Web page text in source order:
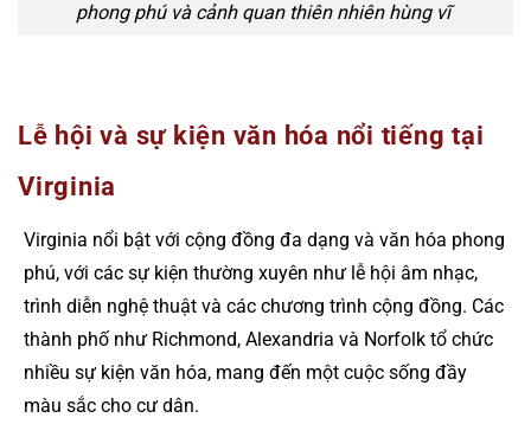
phong phú và cảnh quan thiên nhiên hùng vĩ
Lễ hội và sự kiện văn hóa nổi tiếng tại
Virginia
Virginia nổi bật với cộng đồng đa dạng và văn hóa phong
phú, với các sự kiện thường xuyên như lễ hội âm nhạc,
trình diễn nghệ thuật và các chương trình cộng đồng. Các
thành phố như Richmond, Alexandria và Norfolk tổ chức
nhiều sự kiện văn hóa, mang đến một cuộc sống đầy
màu sắc cho cư dân.